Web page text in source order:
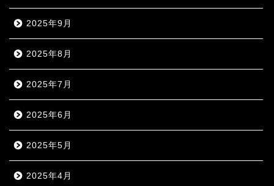
2025年9月
2025年8月
2025年7月
2025年6月
2025年5月
2025年4月